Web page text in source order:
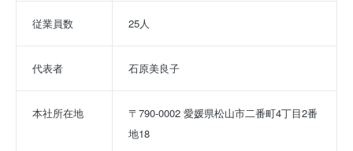
従業員数 25人
代表者 石原美良子
本社所在地
〒790-0002 愛媛県松山市二番町4丁目2番
地18